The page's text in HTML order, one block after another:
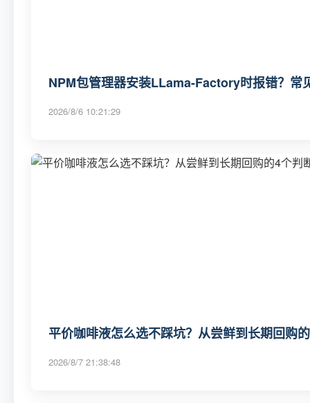
NPM包管理器安装LLama-Factory时报错？常
2026/8/6 10:21:29
平价咖啡液怎么选不踩坑？从尝鲜到长期回购
2026/8/7 21:38:48